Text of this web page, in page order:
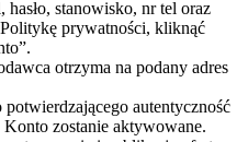
stanowisko, nr tel oraz
prywatności, kliknąć
otrzyma na podany adres
autentyczność
Konto zostanie aktywowane.